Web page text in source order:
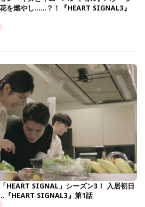
を燃やし……？！『HEART SIGNAL3』
HEART SIGNAL」シーズン3！ 入居初日
HEART SIGNAL3』第1話